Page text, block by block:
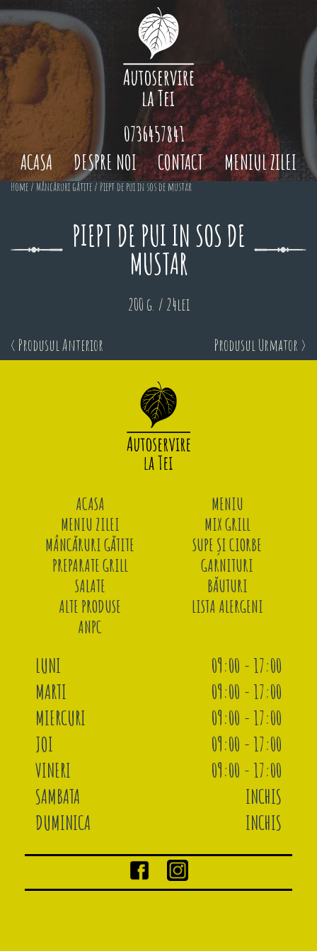
ACASA DESPRE NOI CONTACT MENIUL ZILEI
0736457841
Home / Mâncăruri gătite / Piept de pui in sos de mustar
PIEPT DE PUI IN SOS DE
MUSTAR
200 g. / 24lei
< Produsul Anterior Produsul Urmator >
ACASA
MENIU
MENIU ZILEI
MIX GRILL
MÂNCĂRURI GĂTITE
SUPE ȘI CIORBE
PREPARATE GRILL
GARNITURI
SALATE
BĂUTURI
ALTE PRODUSE
LISTA ALERGENI
ANPC
LUNI
09:00 - 17:00
MARTI
09:00 - 17:00
MIERCURI
09:00 - 17:00
JOI
09:00 - 17:00
VINERI
09:00 - 17:00
SAMBATA
INCHIS
DUMINICA
INCHIS